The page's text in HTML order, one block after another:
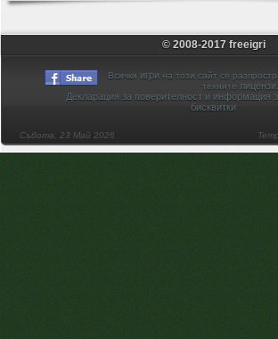
© 2008-2017 freeigri
Всички игри на този сайт се
техните лицензи.
Декларация за поверителност и информация
бисквитки
Събота, 23 Май 2026